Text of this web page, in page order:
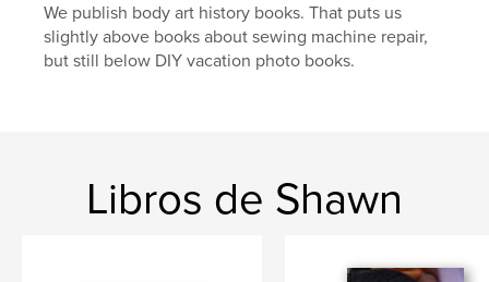
We publish body art history books. That puts us
slightly above books about sewing machine repair,
but still below DIY vacation photo books.
Libros de Shawn